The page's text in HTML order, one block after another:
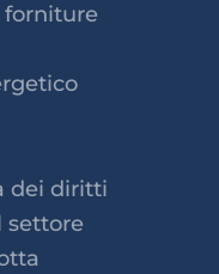
forniture
dei diritti
settore